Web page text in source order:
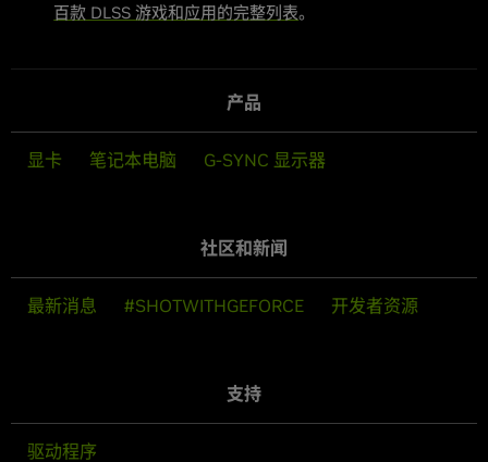
百款 DLSS 游戏和应用的完整列表。
产品
显卡 笔记本电脑 G-SYNC 显示器
社区和新闻
最新消息 #SHOTWITHGEFORCE 开发者资源
支持
驱动程序